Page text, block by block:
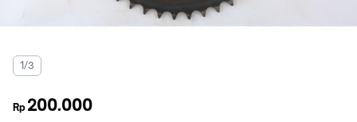
1/3
Rp 200.000